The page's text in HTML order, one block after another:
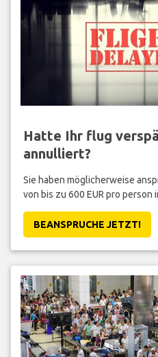
Hatte Ihr flug
annulliert?
Sie haben möglicherweise
von bis zu 600 EUR pro person
BEANSPRUCHE JETZT!